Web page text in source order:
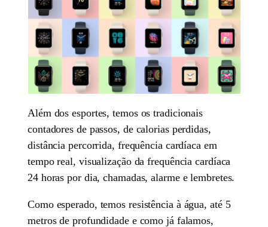
Além dos esportes, temos os tradicionais
contadores de passos, de calorias perdidas,
distância percorrida, frequência cardíaca em
tempo real, visualização da frequência cardíaca
24 horas por dia, chamadas, alarme e lembretes.
Como esperado, temos resistência à água, até 5
metros de profundidade e como já falamos,